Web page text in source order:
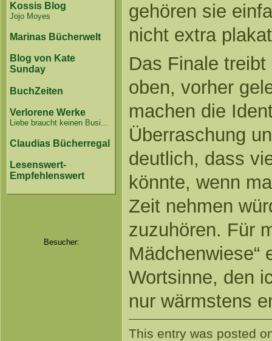
Kossis Blog
Jojo Moyes
Marinas Bücherwelt
Blog von Kate
Sunday
BuchZeiten
Verlorene Werke
Liebe braucht keinen Busi...
Claudias Bücherregal
Lesenswert-
Empfehlenswert
Besucher:
gehören sie
nicht extra
Das Finale
oben, vorher
machen die
Überraschung
deutlich, dass
könnte, wenn
Zeit nehmen
zuzuhören. Für
Mädchenwiese“
Wortsinne, den
nur wärmstens
This entry was posted